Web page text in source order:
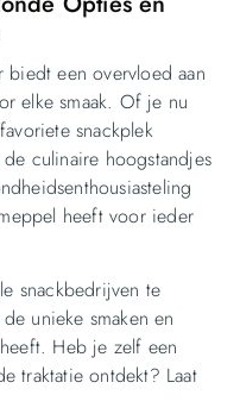
biedt een overvloed aan
elke smaak. Of je nu
snackplek
culinaire hoogstandjes
heeft voor ieder
snackbedrijven te
unieke smaken en
Heb je zelf een
traktatie ontdekt? Laat